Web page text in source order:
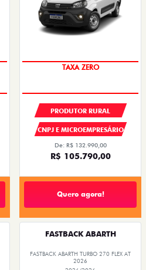
TAXA ZERO
PRODUTOR RURAL
CNPJ E MICROEMPRESÁRIO
De: R$ 132.990,00
R$ 105.790,00
Quero agora!
FASTBACK ABARTH
FASTBACK ABARTH TURBO 270 FLEX AT
2026